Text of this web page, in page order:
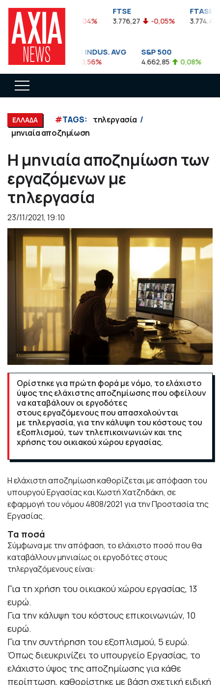
FTSEA
899,47 -0,04%
FTSE
3.776,27 -0,05%
FTASE
3.774,48
DOW JONES INDUS. AVG
35.911,81 -0,56%
S&P 500
4.662,85 0,08%
ΕΛΛΑΔΑ #TAGS:
τηλεργασία
μηνιαία αποζημίωση
Η μηνιαία αποζημίωση των
εργαζόμενων με
τηλεργασία
23/11/2021, 19:10
Ορίστηκε για πρώτη φορά με νόμο, το ελάχιστο
ύψος της ελάχιστης αποζημίωσης που οφείλουν
να καταβάλουν οι εργοδότες
στους εργαζόμενους που απασχολούνται
με τηλεργασία, για την κάλυψη του κόστους του
εξοπλισμού, των τηλεπικοινωνιών και της
χρήσης του οικιακού χώρου εργασίας.
Η ελάχιστη αποζημίωση καθορίζεται με απόφαση του
υπουργού Εργασίας και Κωστή Χατζηδάκη, σε
εφαρμογή του νόμου 4808/2021 για την Προστασία της
Εργασίας.
Τα ποσά
Σύμφωνα με την απόφαση, το ελάχιστο ποσό που θα
καταβάλλουν μηνιαίως οι εργοδότες στους
τηλεργαζόμενους είναι:
Για τη χρήση του οικιακού χώρου εργασίας, 13
ευρώ.
Για την κάλυψη του κόστους επικοινωνιών, 10
ευρώ.
Για την συντήρηση του εξοπλισμού, 5 ευρώ.
Όπως διευκρινίζει το υπουργείο Εργασίας, το
ελάχιστο ύψος της αποζημίωσης για κάθε
περίπτωση, καθορίστηκε με βάση σχετική ειδική